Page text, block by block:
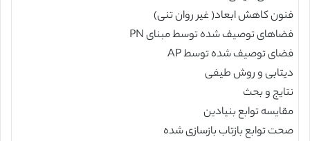
فنون کاهش ابعاد( غیر روان تنی)
فضاهای توصیف شده توسط مبنای PN
فضای توصیف شده توسط AP
دیتابی و روش طیفی
نتایج و بحث
مقایسه توابع بنیادین
صحت توابع بازتاب بازسازی شده